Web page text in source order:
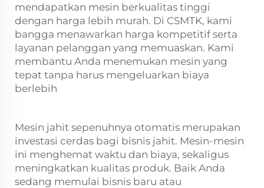
mendapatkan mesin berkualitas tinggi
dengan harga lebih murah. Di CSMTK, kami
bangga menawarkan harga kompetitif serta
layanan pelanggan yang memuaskan. Kami
membantu Anda menemukan mesin yang
tepat tanpa harus mengeluarkan biaya
berlebih
Mesin jahit sepenuhnya otomatis merupakan
investasi cerdas bagi bisnis jahit. Mesin-mesin
ini menghemat waktu dan biaya, sekaligus
meningkatkan kualitas produk. Baik Anda
sedang memulai bisnis baru atau